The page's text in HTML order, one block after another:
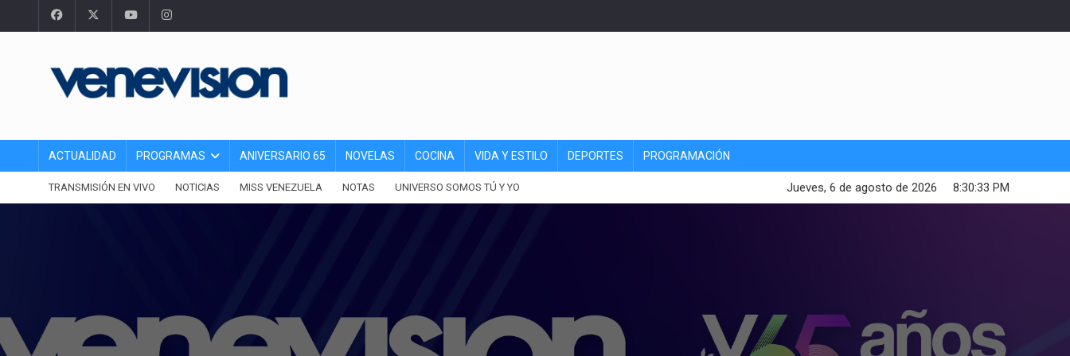
ACTUALIDAD PROGRAMAS ANIVERSARIO 65 NOVELAS COCINA VIDA Y ESTILO DEPORTES PROGRAMACIÓN
TRANSMISIÓN EN VIVO NOTICIAS MISS VENEZUELA NOTAS UNIVERSO SOMOS TÚ Y YO 8:30:35 PM
Jueves, 6 de agosto de 2026